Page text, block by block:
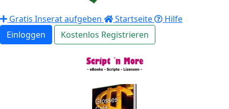
Gratis Inserat aufgeben Startseite
Hilfe
Einloggen
Kostenlos Registrieren